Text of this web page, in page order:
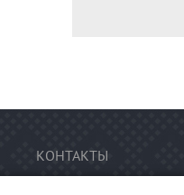
КОНТАКТЫ